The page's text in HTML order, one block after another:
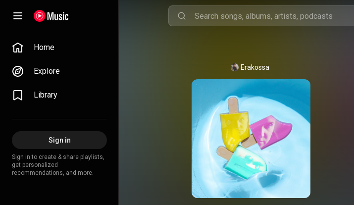
Home
Explore
Library
Sign in
Sign in to create & share playlists,
get personalized
recommendations, and more.
Erakossa